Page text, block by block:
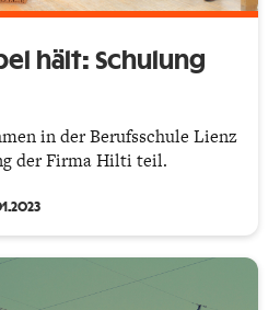
hält: Schulung
in der Berufsschule Lienz
der Firma Hilti teil.